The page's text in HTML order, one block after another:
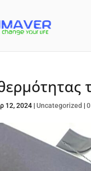
12, 2024 | Uncategorized |